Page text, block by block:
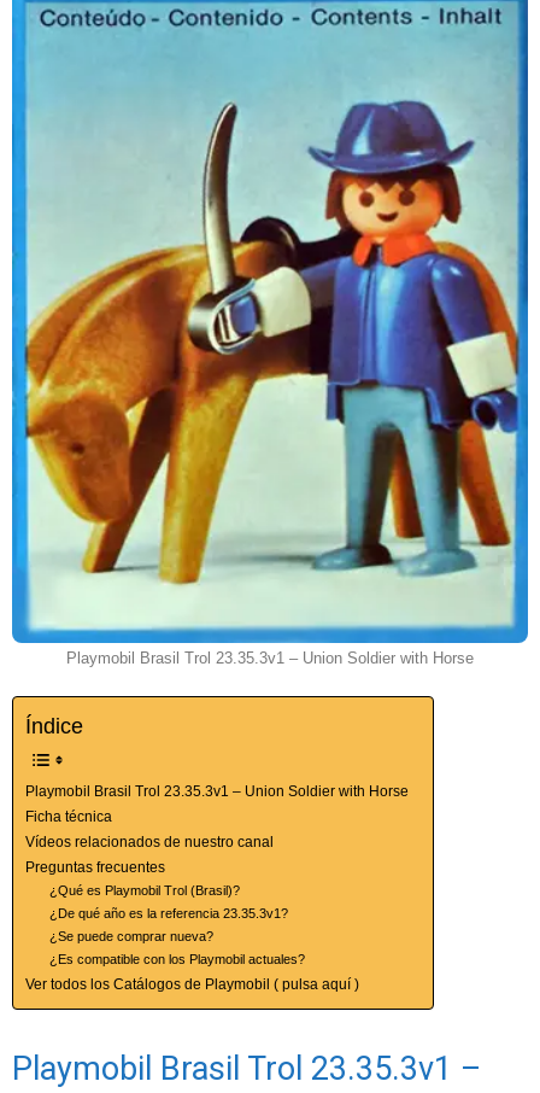
Playmobil Brasil Trol 23.35.3v1 – Union Soldier with Horse
Índice
Playmobil Brasil Trol 23.35.3v1 – Union Soldier with Horse
Ficha técnica
Vídeos relacionados de nuestro canal
Preguntas frecuentes
¿Qué es Playmobil Trol (Brasil)?
¿De qué año es la referencia 23.35.3v1?
¿Se puede comprar nueva?
¿Es compatible con los Playmobil actuales?
Ver todos los Catálogos de Playmobil ( pulsa aquí )
Playmobil Brasil Trol 23.35.3v1 –